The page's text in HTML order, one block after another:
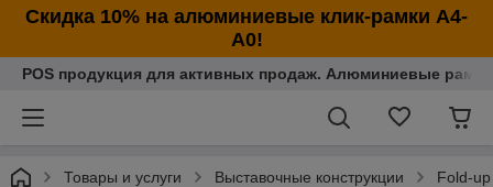
Cкидка 10% на алюминиевые клик-рамки А4-
А0!
POS продукция для активных продаж. Алюминиевые рамки
Товары и услуги Выставочные конструкции Fold-